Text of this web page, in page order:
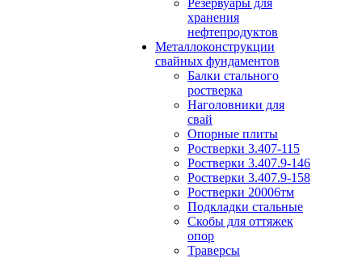
Резервуары для
хранения
нефтепродуктов
Металлоконструкции
свайных фундаментов
Балки стального
ростверка
Наголовники для
свай
Опорные плиты
Ростверки 3.407-115
Ростверки 3.407.9-146
Ростверки 3.407.9-158
Ростверки 20006тм
Подкладки стальные
Скобы для оттяжек
опор
Траверсы